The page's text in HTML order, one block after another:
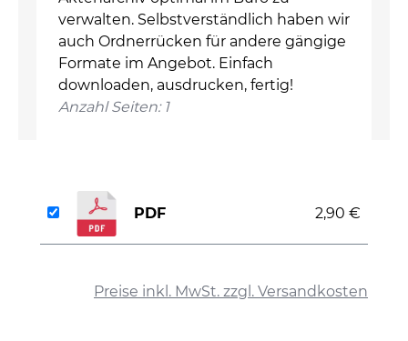
verwalten. Selbstverständlich haben wir
auch Ordnerrücken für andere gängige
Formate im Angebot. Einfach
downloaden, ausdrucken, fertig!
Anzahl Seiten: 1
Preise inkl. MwSt. zzgl. Versandkosten
PDF 2,90 €